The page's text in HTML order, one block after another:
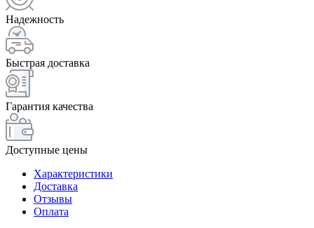
Надежность
Быстрая доставка
Гарантия качества
Доступные цены
Характеристики
Доставка
Отзывы
Оплата